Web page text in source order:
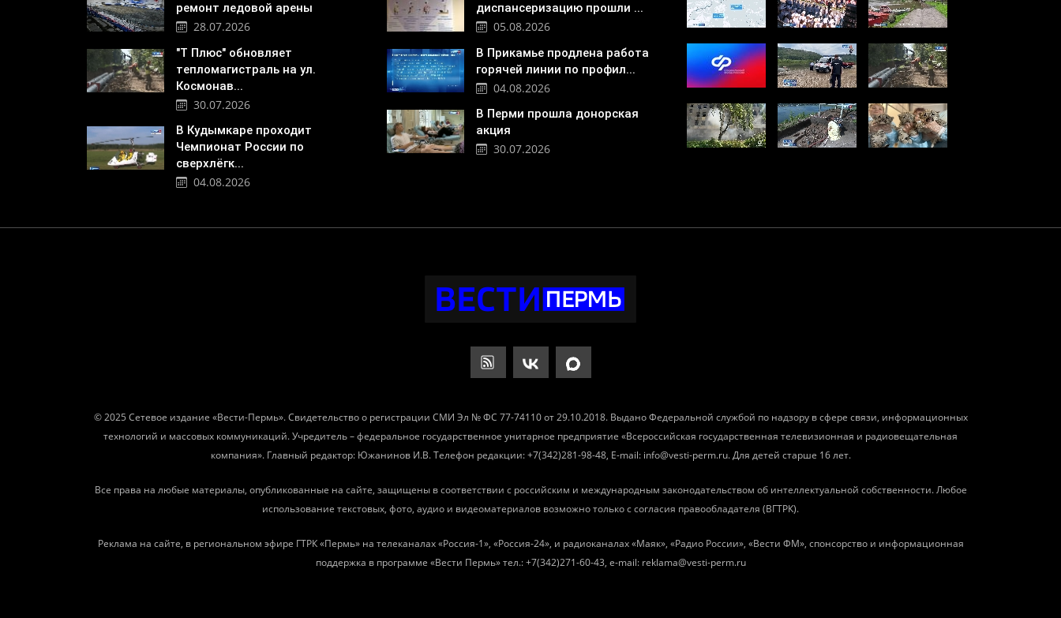
ремонт ледовой арены
28.07.2026
"Т Плюс" обновляет
тепломагистраль на ул.
Космонав...
30.07.2026
В Кудымкаре проходит
Чемпионат России по
сверхлёгк...
04.08.2026
диспансеризацию прошли ...
05.08.2026
В Прикамье продлена работа
горячей линии по профил...
04.08.2026
В Перми прошла донорская
акция
30.07.2026
© 2025 Сетевое издание «Вести-Пермь». Свидетельство о регистрации СМИ Эл № ФС 77-74110 от 29.10.2018. Выдано Федеральной службой по надзору в сфере связи, информационных
технологий и массовых коммуникаций. Учредитель – федеральное государственное унитарное предприятие «Всероссийская государственная телевизионная и радиовещательная
компания». Главный редактор: Южанинов И.В. Телефон редакции: +7(342)281-98-48, E-mail: info@vesti-perm.ru. Для детей старше 16 лет.
Все права на любые материалы, опубликованные на сайте, защищены в соответствии с российским и международным законодательством об интеллектуальной собственности. Любое
использование текстовых, фото, аудио и видеоматериалов возможно только с согласия правообладателя (ВГТРК).
Реклама на сайте, в региональном эфире ГТРК «Пермь» на телеканалах «Россия-1», «Россия-24», и радиоканалах «Маяк», «Радио России», «Вести ФМ», спонсорство и информационная
поддержка в программе «Вести Пермь» тел.: +7(342)271-60-43, e-mail: reklama@vesti-perm.ru